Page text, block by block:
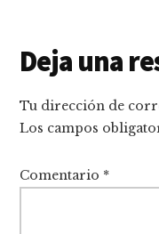
con
los
Deja una
Tu dirección de
Los campos
Comentario *